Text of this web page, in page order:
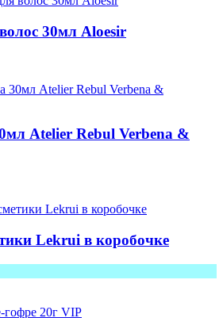
30мл Aloesir
Atelier Rebul Verbena &
Lekrui в коробочке